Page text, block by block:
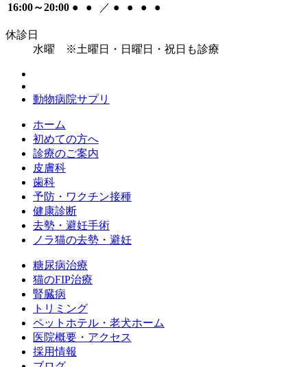
16:00～20:00 ● ● ／ ● ● ● ●
休診日
水曜
※土曜日・日曜日・祝日も診療
動物病院サプリ
ホーム
初めての方へ
診療のご案内
皮膚科
歯科
予防・ワクチン接種
健康診断
去勢・避妊手術
ノラ猫の去勢・避妊
糖尿病治療
猫のFIP治療
腎臓病
トリミング
ペットホテル・老犬ホーム
医院概要・アクセス
採用情報